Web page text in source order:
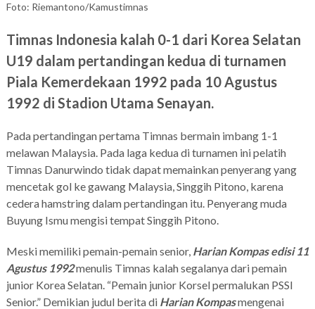
Foto: Riemantono/Kamustimnas
Timnas Indonesia kalah 0-1 dari Korea Selatan
U19 dalam pertandingan kedua di turnamen
Piala Kemerdekaan 1992 pada 10 Agustus
1992 di Stadion Utama Senayan.
Pada pertandingan pertama Timnas bermain imbang 1-1
melawan Malaysia. Pada laga kedua di turnamen ini pelatih
Timnas Danurwindo tidak dapat memainkan penyerang yang
mencetak gol ke gawang Malaysia, Singgih Pitono, karena
cedera hamstring dalam pertandingan itu. Penyerang muda
Buyung Ismu mengisi tempat Singgih Pitono.
Meski memiliki pemain-pemain senior, Harian Kompas edisi 11
Agustus 1992menulis Timnas kalah segalanya dari pemain
junior Korea Selatan. “Pemain junior Korsel permalukan PSSI
Senior.” Demikian judul berita di Harian Kompasmengenai